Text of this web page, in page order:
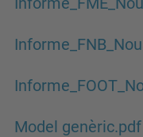
Model genèric.pdf